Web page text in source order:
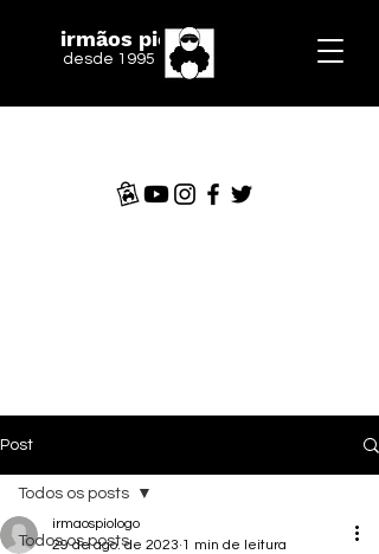
irmãos piologo
desde 1995
Post
Todos os posts
Todos os posts
irmaospiologo
29 de ago. de 2023 1 min de leitura